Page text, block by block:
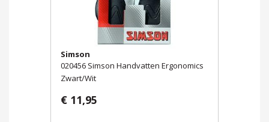
Simson
020456 Simson Handvatten Ergonomics
Zwart/Wit
€ 11,95